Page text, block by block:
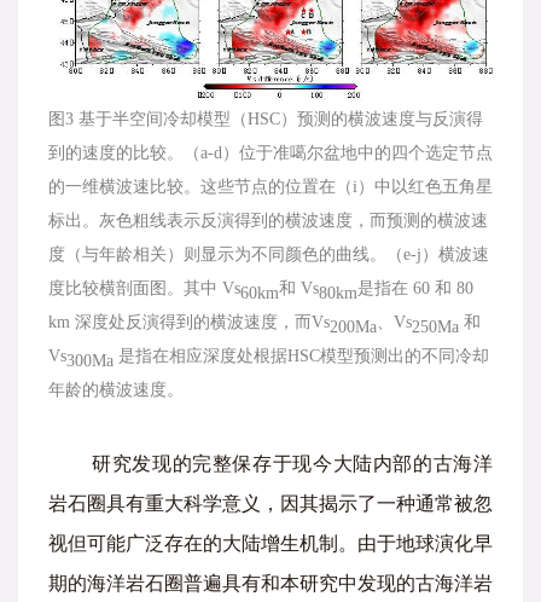
图3 基于半空间冷却模型（HSC）预测的横波速度与反演得
到的速度的比较。（a-d）位于准噶尔盆地中的四个选定节点
的一维横波速比较。这些节点的位置在（i）中以红色五角星
标出。灰色粗线表示反演得到的横波速度，而预测的横波速
度（与年龄相关）则显示为不同颜色的曲线。（e-j）横波速
度比较横剖面图。其中 Vs60km和 Vs80km是指在 60 和 80
km 深度处反演得到的横波速度，而Vs200Ma、Vs250Ma 和
Vs300Ma 是指在相应深度处根据HSC模型预测出的不同冷却
年龄的横波速度。
研究发现的完整保存于现今大陆内部的古海洋
岩石圈具有重大科学意义，因其揭示了一种通常被忽
视但可能广泛存在的大陆增生机制。由于地球演化早
期的海洋岩石圈普遍具有和本研究中发现的古海洋岩